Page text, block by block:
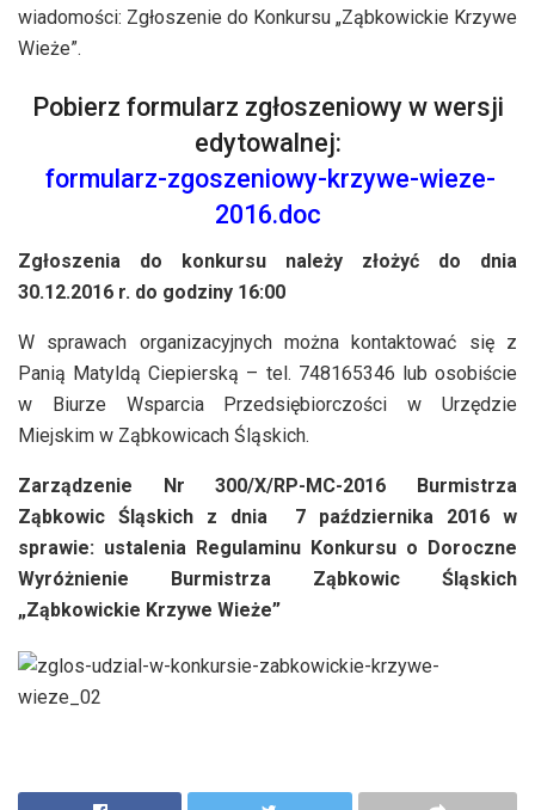
wiadomości: Zgłoszenie do Konkursu „Ząbkowickie Krzywe
Wieże”.
Pobierz formularz zgłoszeniowy w wersji
edytowalnej:
formularz-zgoszeniowy-krzywe-wieze-
2016.doc
Zgłoszenia do konkursu należy złożyć do dnia
30.12.2016 r. do godziny 16:00
W sprawach organizacyjnych można kontaktować się z
Panią Matyldą Ciepierską – tel. 748165346 lub osobiście
w Biurze Wsparcia Przedsiębiorczości w Urzędzie
Miejskim w Ząbkowicach Śląskich.
Zarządzenie Nr 300/X/RP-MC-2016 Burmistrza
Ząbkowic Śląskich z dnia 7 października 2016 w
sprawie: ustalenia Regulaminu Konkursu o Doroczne
Wyróżnienie Burmistrza Ząbkowic Śląskich
„Ząbkowickie Krzywe Wieże”